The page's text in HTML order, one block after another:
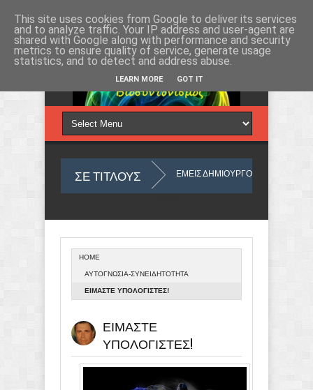
Δευτέρα 10, Αυγ 2026
ΣΕ ΤΙΤΛΟΥΣΕΜΕΙΣ ΔΗΜΙΟΥΡΓΟΥΜΕ ΤΟΝ ΚΟΣΜΟ ΜΑΣ, ΩΣ
ΑΝΙΧΝΕΥΕΤΑΙ ΚΑΙ ΑΝΑΤΡΕΠΕΤΑΙ ΠΟΛΥ ΣΠΑΝΙΟΣ
HOME
ΑΥΤΟΓΝΩΣΙΑ-ΣΥΝΕΙΔΗΤΟΤΗΤΑ
ΕΙΜΑΣΤΕ ΥΠΟΛΟΓΙΣΤΕΣ!
ΕΙΜΑΣΤΕ
ΥΠΟΛΟΓΙΣΤΕΣ!
This site uses cookies from Google to deliver its services
and to analyze traffic. Your IP address and user-agent are
shared with Google along with performance and security
metrics to ensure quality of service, generate usage
statistics, and to detect and address abuse.
LEARN MORE GOT IT